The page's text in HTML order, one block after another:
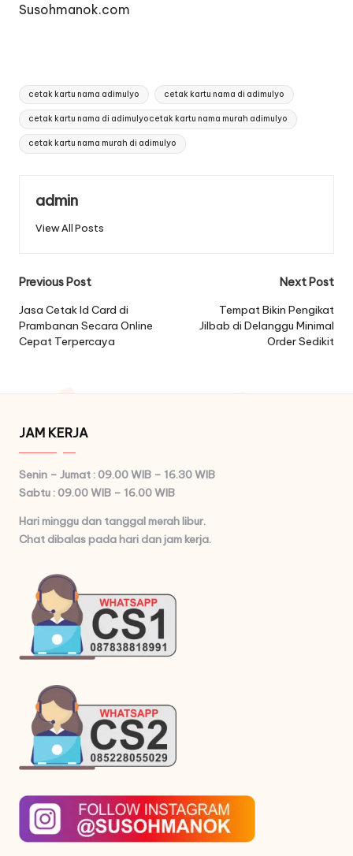
Susohmanok.com
Tags:
cetak kartu nama adimulyo cetak kartu nama di adimulyo
cetak kartu nama di adimulyocetak kartu nama murah adimulyo
cetak kartu nama murah di adimulyo
admin
View All Posts
Post
navigation
Previous Post
Jasa Cetak Id Card di
Prambanan Secara Online
Cepat Terpercaya
Next Post
Tempat Bikin Pengikat
Jilbab di Delanggu Minimal
Order Sedikit
JAM KERJA
Senin – Jumat : 09.00 WIB – 16.30 WIB
Sabtu : 09.00 WIB – 16.00 WIB
Hari minggu dan tanggal merah libur.
Chat dibalas pada hari dan jam kerja.